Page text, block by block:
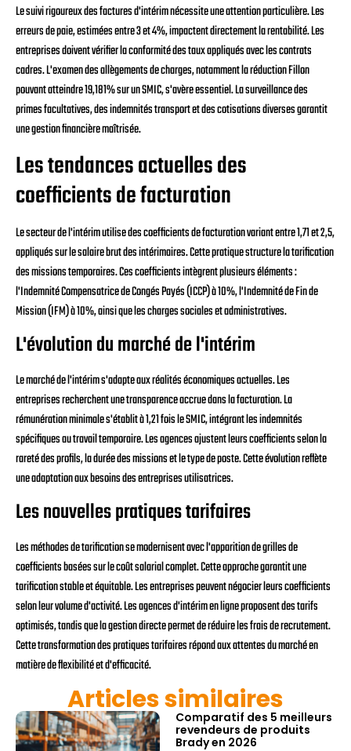
Le suivi rigoureux des factures d'intérim nécessite une attention particulière. Les
erreurs de paie, estimées entre 3 et 4%, impactent directement la rentabilité. Les
entreprises doivent vérifier la conformité des taux appliqués avec les contrats
cadres. L'examen des allègements de charges, notamment la réduction Fillon
pouvant atteindre 19,181% sur un SMIC, s'avère essentiel. La surveillance des
primes facultatives, des indemnités transport et des cotisations diverses garantit
une gestion financière maîtrisée.
Les tendances actuelles des
coefficients de facturation
Le secteur de l'intérim utilise des coefficients de facturation variant entre 1,71 et 2,5,
appliqués sur le salaire brut des intérimaires. Cette pratique structure la tarification
des missions temporaires. Ces coefficients intègrent plusieurs éléments :
l'Indemnité Compensatrice de Congés Payés (ICCP) à 10%, l'Indemnité de Fin de
Mission (IFM) à 10%, ainsi que les charges sociales et administratives.
L'évolution du marché de l'intérim
Le marché de l'intérim s'adapte aux réalités économiques actuelles. Les
entreprises recherchent une transparence accrue dans la facturation. La
rémunération minimale s'établit à 1,21 fois le SMIC, intégrant les indemnités
spécifiques au travail temporaire. Les agences ajustent leurs coefficients selon la
rareté des profils, la durée des missions et le type de poste. Cette évolution reflète
une adaptation aux besoins des entreprises utilisatrices.
Les nouvelles pratiques tarifaires
Les méthodes de tarification se modernisent avec l'apparition de grilles de
coefficients basées sur le coût salarial complet. Cette approche garantit une
tarification stable et équitable. Les entreprises peuvent négocier leurs coefficients
selon leur volume d'activité. Les agences d'intérim en ligne proposent des tarifs
optimisés, tandis que la gestion directe permet de réduire les frais de recrutement.
Cette transformation des pratiques tarifaires répond aux attentes du marché en
matière de flexibilité et d'efficacité.
Articles similaires
Comparatif des 5 meilleurs
revendeurs de produits
Brady en 2026